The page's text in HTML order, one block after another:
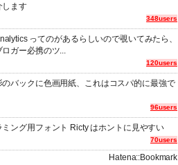
します
348users
ってのがあるらしいので覗いてみたら、
ロガー必携のツ...
120users
のバックに色画用紙、これはコスパ的に最強で
96users
ミング用フォント Ricty はホントに見やすい
70users
Hatena::Bookmark